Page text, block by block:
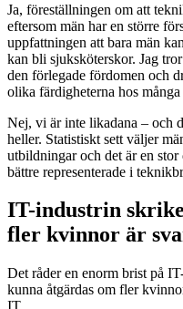
Ja, föreställningen om att
eftersom män har en större
uppfattningen att bara män
kan bli sjuksköterskor. Jag
den förlegade fördomen och
olika färdigheterna hos
Nej, vi är inte likadana – och
heller. Statistiskt sett väljer
utbildningar och det är en
bättre representerade i
IT-industrin
fler kvinnor är
Det råder en enorm brist på
kunna åtgärdas om fler